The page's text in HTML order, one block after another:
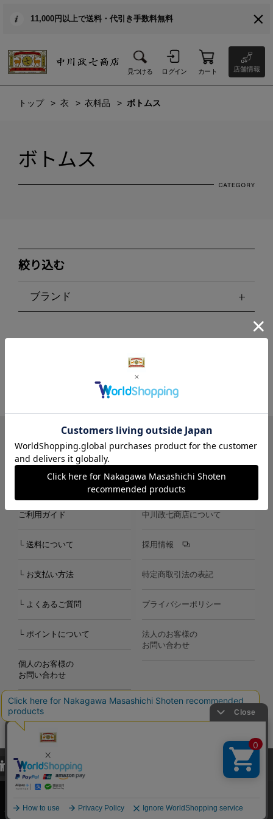
11,000円以上で送料・代引き手数料無料
見つける ログイン カート 店舗情報
トップ 衣 衣料品 ボトムス
ボトムス
絞り込む
ブランド
LINE Instagram X Facebook メールマガジン
ご利用ガイド
└ 送料について
└ お支払い方法
└ よくあるご質問
└ ポイントについて
個人のお客様の
お問い合わせ
中川政七商店について
採用情報
特定商取引法の表記
プライバシーポリシー
法人のお客様の
お問い合わせ
Copyright©2000-2026
Nakagawa Masashichi Shoten All Rights Reserved.
当サイトでは、当サイト内における閲覧履歴・属性情報などの取得およ
び利便性向上のためにクッキー（Cookie）を使用いたします。詳細に
関しては「プライバシーポリシー
承諾する